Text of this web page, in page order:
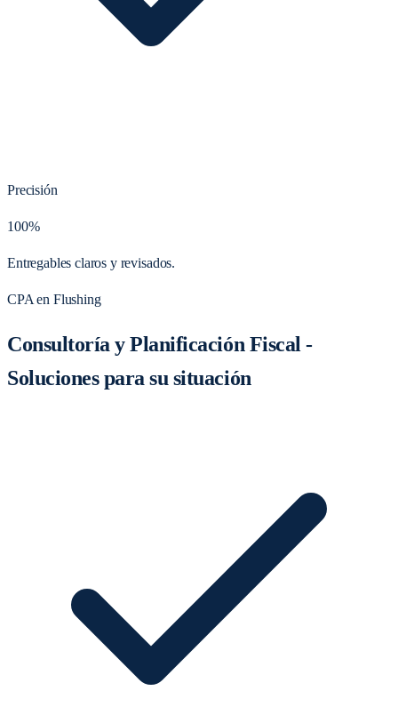
Precisión
100%
Entregables claros y revisados.
CPA en Flushing
Consultoría y Planificación Fiscal -
Soluciones para su situación